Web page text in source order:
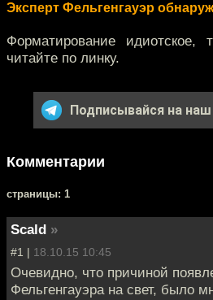
Эксперт Фельгенгауэр
Форматирование идиотское,
читайте по линку.
Подписывайся на наш
Комментарии
cтраницы: 1
Scald »
#1 | 18.10.15 10:45
Очевидно, что причиной
Фельгенгауэра на свет, было